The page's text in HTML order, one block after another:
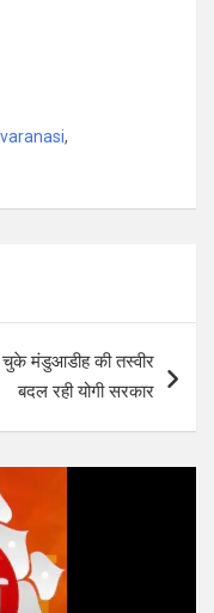
varanasi,
चुके मंडुआडीह की तस्वीर
बदल रही योगी सरकार